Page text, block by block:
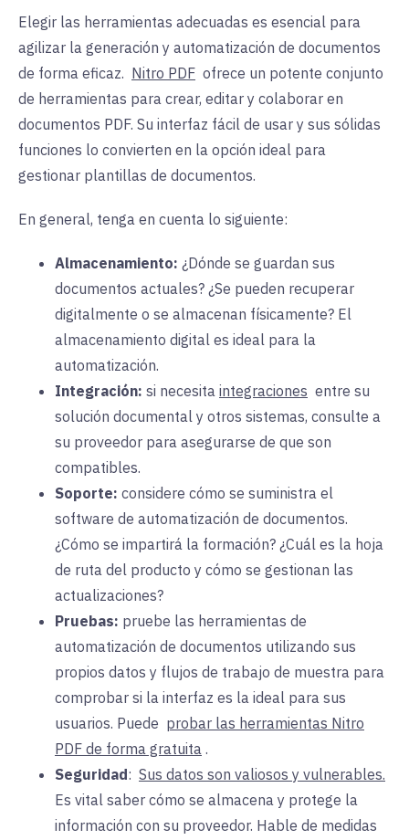
Elegir las herramientas adecuadas es esencial para
agilizar la generación y automatización de documentos
de forma eficaz. Nitro PDF ofrece un potente conjunto
de herramientas para crear, editar y colaborar en
documentos PDF. Su interfaz fácil de usar y sus sólidas
funciones lo convierten en la opción ideal para
gestionar plantillas de documentos.
En general, tenga en cuenta lo siguiente:
Almacenamiento: ¿Dónde se guardan sus
documentos actuales? ¿Se pueden recuperar
digitalmente o se almacenan físicamente? El
almacenamiento digital es ideal para la
automatización.
Integración: si necesita integraciones entre su
solución documental y otros sistemas, consulte a
su proveedor para asegurarse de que son
compatibles.
Soporte: considere cómo se suministra el
software de automatización de documentos.
¿Cómo se impartirá la formación? ¿Cuál es la hoja
de ruta del producto y cómo se gestionan las
actualizaciones?
Pruebas: pruebe las herramientas de
automatización de documentos utilizando sus
propios datos y flujos de trabajo de muestra para
comprobar si la interfaz es la ideal para sus
usuarios. Puede probar las herramientas Nitro
PDF de forma gratuita .
Seguridad: Sus datos son valiosos y vulnerables.
Es vital saber cómo se almacena y protege la
información con su proveedor. Hable de medidas